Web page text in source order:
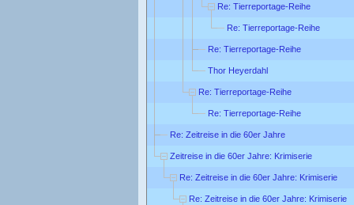
Re: Tierreportage-Reihe
Re: Tierreportage-Reihe
Re: Tierreportage-Reihe
Thor Heyerdahl
Re: Tierreportage-Reihe
Re: Tierreportage-Reihe
Re: Zeitreise in die 60er Jahre
Zeitreise in die 60er Jahre: Krimiserie
Re: Zeitreise in die 60er Jahre: Krimiserie
Re: Zeitreise in die 60er Jahre: Krimiserie